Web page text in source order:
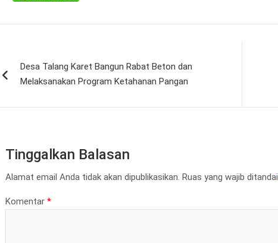
posDesa Talang Karet Bangun Rabat Beton dan
Melaksanakan Program Ketahanan Pangan
Tinggalkan Balasan
Alamat email Anda tidak akan dipublikasikan. Ruas yang wajib ditandai
Komentar *